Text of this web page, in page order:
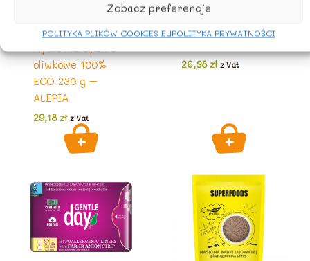
Zobacz preferencje
POLITYKA PLIKÓW COOKIES EUPOLITYKA PRYWATNOŚCI
suplementy
Mydło marsylskie
oliwkowe 100%
ECO 230 g –
ALEPIA
29,18zł z Vat
suplementy
Mydło czarne
26,38zł z Vat